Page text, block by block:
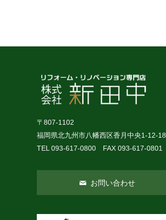
〒807-1102
福岡県北九州市八幡西区香月中央1-12-18
TEL 093-617-0800 FAX 093-617-0801
お問い合わせ